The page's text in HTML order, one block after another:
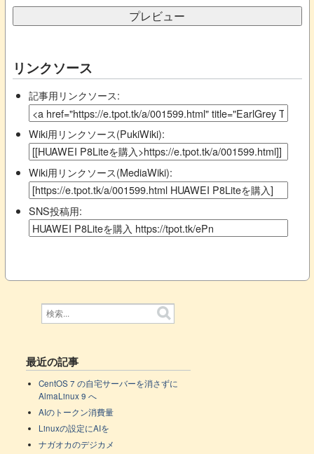
リンクソース
記事用リンクソース:
Wiki用リンクソース(PukiWiki):
Wiki用リンクソース(MediaWiki):
SNS投稿用:
最近の記事
CentOS 7 の自宅サーバーを消さずに
AlmaLinux 9 へ
AIのトークン消費量
Linuxの設定にAIを
ナガオカのデジカメ